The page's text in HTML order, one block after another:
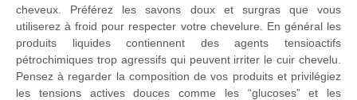
cheveux. Préférez les savons doux et surgras que vous
utiliserez à froid pour respecter votre chevelure. En général les
produits liquides contiennent des agents tensioactifs
pétrochimiques trop agressifs qui peuvent irriter le cuir chevelu.
Pensez à regarder la composition de vos produits et privilégiez
les tensions actives douces comme les “glucoses” et les